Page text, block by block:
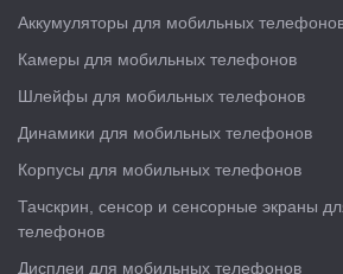
Аккумуляторы для мобильных
Камеры для мобильных телефонов
Шлейфы для мобильных телефонов
Динамики для мобильных телефонов
Корпусы для мобильных телефонов
Тачскрин, сенсор и сенсорные экраны
телефонов
Дисплеи для мобильных телефонов